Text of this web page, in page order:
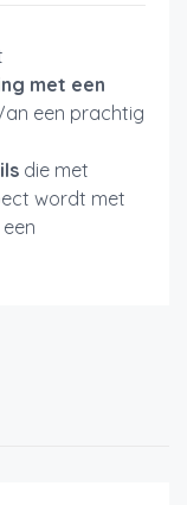
met een
een prachtig
die met
wordt met